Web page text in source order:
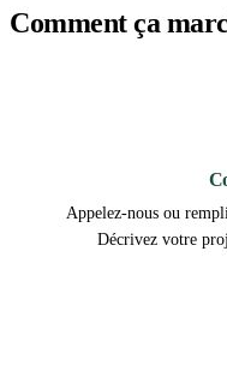
Comment ça
Appelez-nous ou
Décrivez votre